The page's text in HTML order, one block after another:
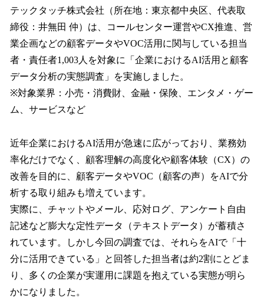
テックタッチ株式会社（所在地：東京都中央区、代表取
締役：井無田 仲）は、コールセンター運営やCX推進、営
業企画などの顧客データやVOC活用に関与している担当
者・責任者1,003人を対象に「企業におけるAI活用と顧客
データ分析の実態調査」を実施しました。
※対象業界：小売・消費財、金融・保険、エンタメ・ゲー
ム、サービスなど
近年企業におけるAI活用が急速に広がっており、業務効
率化だけでなく、顧客理解の高度化や顧客体験（CX）の
改善を目的に、顧客データやVOC（顧客の声）をAIで分
析する取り組みも増えています。
実際に、チャットやメール、応対ログ、アンケート自由
記述など膨大な定性データ（テキストデータ）が蓄積さ
れています。しかし今回の調査では、それらをAIで「十
分に活用できている」と回答した担当者は約2割にとどま
り、多くの企業が実運用に課題を抱えている実態が明ら
かになりました。